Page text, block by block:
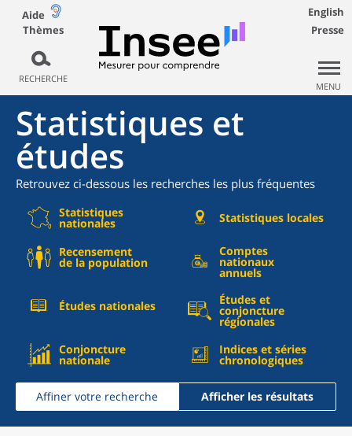
Aide
Thèmes
RECHERCHE
English
Presse
MENU
Statistiques et
études
Retrouvez ci-dessous les recherches les plus fréquentes
Statistiques
nationales Statistiques locales
Recensement
de la population
Comptes
nationaux
annuels
Études nationales Études et
conjoncture
régionales
Conjoncture
nationale
Indices et séries
chronologiques
Affiner votre recherche Afficher les résultats